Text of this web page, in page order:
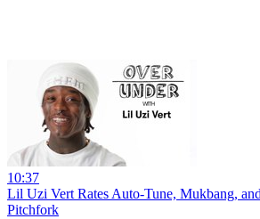
10:37
Lil Uzi Vert Rates Auto-Tune, Mukbang,
Pitchfork